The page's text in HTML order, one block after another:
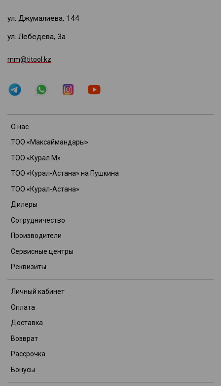
О нас
ТОО «Максаймандары»
ТОО «Курал М»
ТОО «Курал-Астана» на Пушкина
ТОО «Курал-Астана»
Дилеры
Сотрудничество
Производители
Сервисные центры
Реквизиты
Личный кабинет
Оплата
Доставка
Возврат
Рассрочка
Бонусы
ул. Джумалиева, 144
ул. Лебедева, 3а
mm@titool.kz